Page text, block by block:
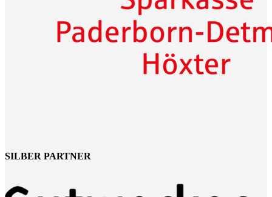
SILBER PARTNER